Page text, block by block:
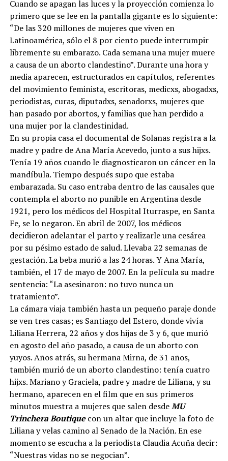
Cuando se apagan las luces y la proyección comienza lo
primero que se lee en la pantalla gigante es lo siguiente:
“De las 320 millones de mujeres que viven en
Latinoamérica, sólo el 8 por ciento puede interrumpir
libremente su embarazo. Cada semana una mujer muere
a causa de un aborto clandestino”. Durante una hora y
media aparecen, estructurados en capítulos, referentes
del movimiento feminista, escritoras, medicxs, abogadxs,
periodistas, curas, diputadxs, senadorxs, mujeres que
han pasado por abortos, y familias que han perdido a
una mujer por la clandestinidad.
En su propia casa el documental de Solanas registra a la
madre y padre de Ana María Acevedo, junto a sus hijxs.
Tenía 19 años cuando le diagnosticaron un cáncer en la
mandíbula. Tiempo después supo que estaba
embarazada. Su caso entraba dentro de las causales que
contempla el aborto no punible en Argentina desde
1921, pero los médicos del Hospital Iturraspe, en Santa
Fe, se lo negaron. En abril de 2007, los médicos
decidieron adelantar el parto y realizarle una cesárea
por su pésimo estado de salud. Llevaba 22 semanas de
gestación. La beba murió a las 24 horas. Y Ana María,
también, el 17 de mayo de 2007. En la película su madre
sentencia: “La asesinaron: no tuvo nunca un
tratamiento”.
La cámara viaja también hasta un pequeño paraje donde
se ven tres casas; es Santiago del Estero, donde vivía
Liliana Herrera, 22 años y dos hijas de 3 y 6, que murió
en agosto del año pasado, a causa de un aborto con
yuyos. Años atrás, su hermana Mirna, de 31 años,
también murió de un aborto clandestino: tenía cuatro
hijxs. Mariano y Graciela, padre y madre de Liliana, y su
hermano, aparecen en el film que en sus primeros
minutos muestra a mujeres que salen desdeMU
Trinchera Boutiquecon un altar que incluye la foto de
Liliana y velas camino al Senado de la Nación. En ese
momento se escucha a la periodista Claudia Acuña decir:
“Nuestras vidas no se negocian”.